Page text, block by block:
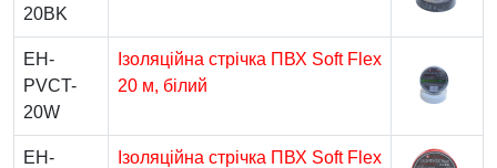
20BK
EH-
PVCT-
20W
Ізоляційна стрічка ПВХ Soft Flex
20 м, білий
EH-
Ізоляційна стрічка ПВХ Soft Flex